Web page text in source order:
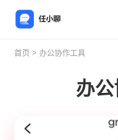
首页 > 办公协作工具
办